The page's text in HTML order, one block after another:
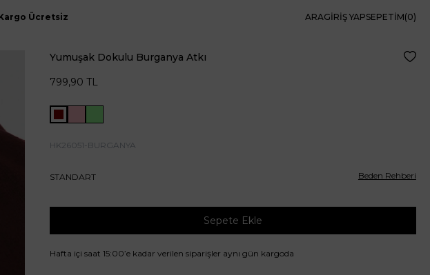
Ücretsiz ARAGIRIŞ YAPSEPETIM(0)
Yumuşak Dokulu Burganya Atkı
799,90 TL
HK26051-BURGANYA
Beden Rehberi
STANDART
Sepete Ekle
Hafta içi saat 15:00’e kadar verilen siparişler aynı gün kargoda